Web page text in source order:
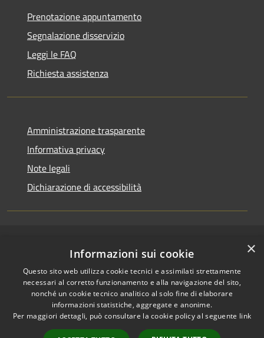
Prenotazione appuntamento
Segnalazione disservizio
Leggi le FAQ
Richiesta assistenza
Amministrazione trasparente
Informativa privacy
Note legali
Dichiarazione di accessibilità
Privacy
Cookie
Mappa del sito
Area riservata Actalis
Area riservata Posta
Copyright © 2026 • Comune di
Cerenzia • Powered by
Municipium•Accesso
redazione
×
Informazioni sui cookie
Questo sito web utilizza cookie tecnici e assimilati strettamente
necessari al corretto funzionamento e alla navigazione del sito,
nonché un cookie tecnico analitico al solo fine di elaborare
informazioni statistiche, aggregate e anonime.
Per maggiori dettagli, può consultare la cookie policy al seguente link